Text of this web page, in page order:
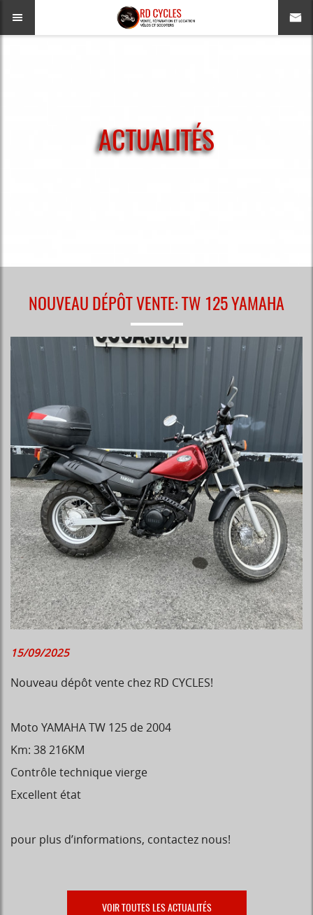
ACTUALITÉS
NOUVEAU DÉPÔT VENTE: TW 125 YAMAHA
15/09/2025
Nouveau dépôt vente chez RD CYCLES!
Moto YAMAHA TW 125 de 2004
Km: 38 216KM
Contrôle technique vierge
Excellent état
pour plus d’informations, contactez nous!
VOIR TOUTES LES ACTUALITÉS